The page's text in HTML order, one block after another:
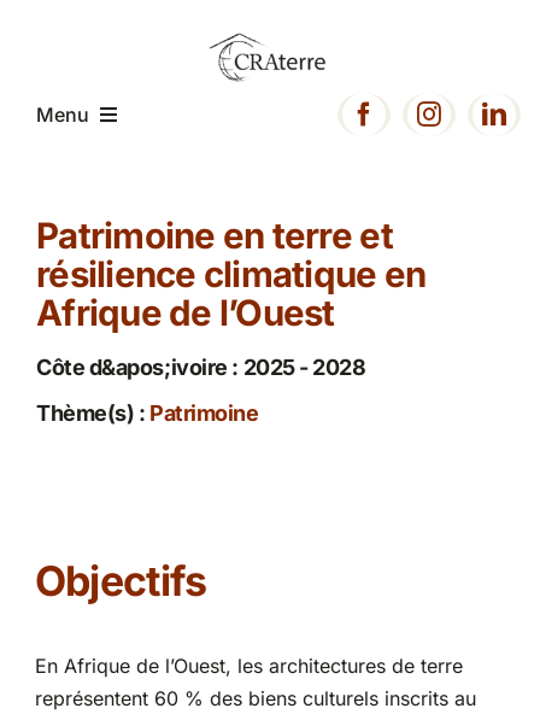
Menu
Présentation
Expertise
Partenariats
Patrimoine en terre et
résilience climatique en
Afrique de l’Ouest
Côte d&apos;ivoire : 2025 - 2028
Thème(s) : Patrimoine
Objectifs
En Afrique de l’Ouest, les architectures de terre
représentent 60 % des biens culturels inscrits au